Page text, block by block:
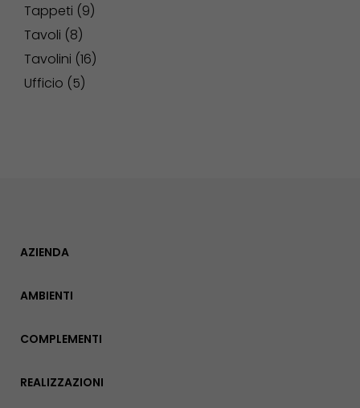
Tappeti 9
Tavoli 8
Tavolini 16
Ufficio
5
AZIENDA
AMBIENTI
COMPLEMENTI
REALIZZAZIONI